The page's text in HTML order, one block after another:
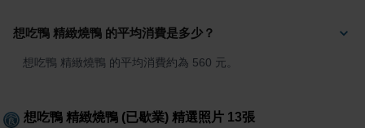
想吃鴨 精緻燒鴨 的平均消費是多少？
想吃鴨 精緻燒鴨 的平均消費約為 560 元。
想吃鴨 精緻燒鴨 (已歇業) 精選照片 13張